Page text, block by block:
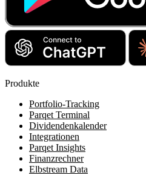
Produkte
Portfolio-Tracking
Parqet Terminal
Dividendenkalender
Integrationen
Parqet Insights
Finanzrechner
Elbstream Data